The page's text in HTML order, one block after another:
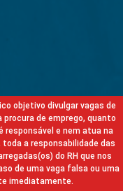
objetivo divulgar vagas de
de emprego, quanto
responsável e nem atua na
a responsabilidade das
do RH que nos
de uma vaga falsa ou uma
imediatamente.